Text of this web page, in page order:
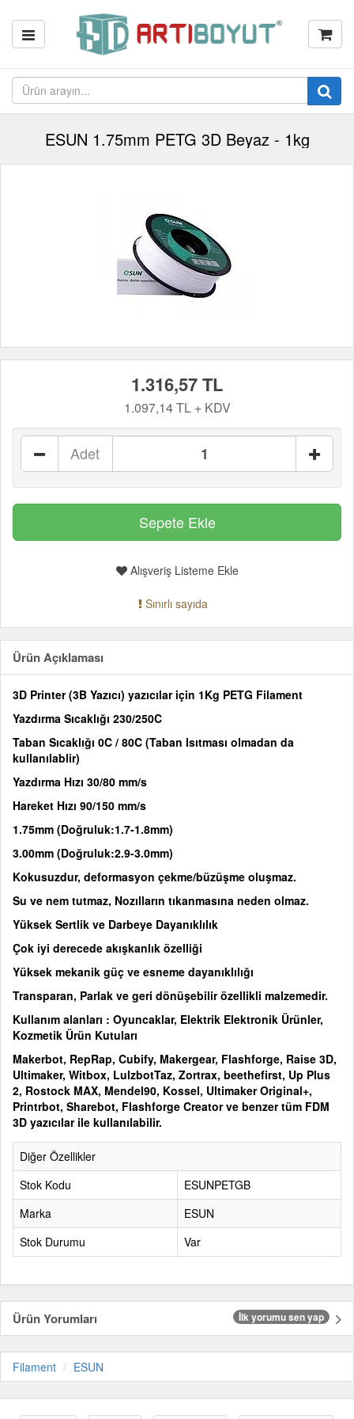
ESUN 1.75mm PETG 3D Beyaz - 1kg
1.316,57 TL
1.097,14 TL + KDV
Adet
Alışveriş Listeme Ekle
Sınırlı sayıda
Ürün Açıklaması
3D Printer (3B Yazıcı) yazıcılar için 1Kg PETG Filament
Yazdırma Sıcaklığı 230/250C
Taban Sıcaklığı 0C / 80C (Taban Isıtması olmadan da
kullanılablir)
Yazdırma Hızı 30/80 mm/s
Hareket Hızı 90/150 mm/s
1.75mm (Doğruluk:1.7-1.8mm)
3.00mm (Doğruluk:2.9-3.0mm)
Kokusuzdur, deformasyon çekme/büzüşme oluşmaz.
Su ve nem tutmaz, Nozılların tıkanmasına neden olmaz.
Yüksek Sertlik ve Darbeye Dayanıklılık
Çok iyi derecede akışkanlık özelliği
Yüksek mekanik güç ve esneme dayanıklılığı
Transparan, Parlak ve geri dönüşebilir özellikli malzemedir.
Kullanım alanları : Oyuncaklar, Elektrik Elektronik Ürünler,
Kozmetik Ürün Kutuları
Makerbot, RepRap, Cubify, Makergear, Flashforge, Raise 3D,
Ultimaker, Witbox, LulzbotTaz, Zortrax, beethefirst, Up Plus
2, Rostock MAX, Mendel90, Kossel, Ultimaker Original+,
Printrbot, Sharebot, Flashforge Creator ve benzer tüm FDM
3D yazıcılar ile kullanılabilir.
Diğer Özellikler
Stok Kodu
ESUNPETGB
Marka
ESUN
Stok Durumu
Var
Ürün Yorumları İlk yorumu sen yap
Filament ESUN